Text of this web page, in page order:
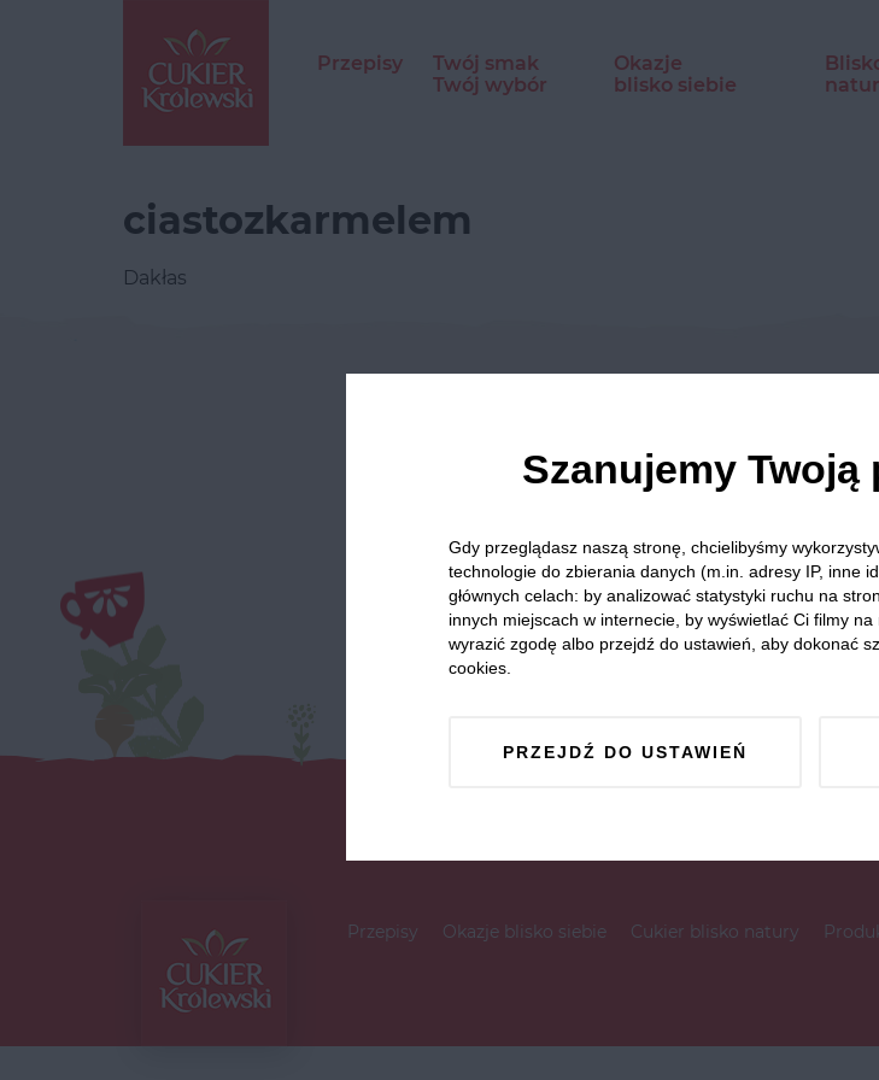
Przepisy
Twój smak
Twój wybór
Okazje
blisko siebie
ciastozkarmelem
Dakłas
Przepisy Okazje blisko siebie Cukier blisko natury
Szanujemy
Gdy przeglądasz naszą stronę, chcielibyśmy
technologie do zbierania danych (m.in. adresy IP, inne
głównych celach: by analizować statystyki ruchu na
innych miejscach w internecie, by wyświetlać Ci filmy
wyrazić zgodę albo przejdź do ustawień, aby dokonać
cookies.
PRZEJDŹ DO USTAWIEŃ